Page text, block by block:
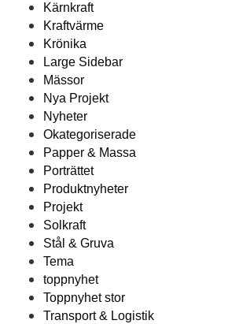
Kärnkraft
Kraftvärme
Krönika
Large Sidebar
Mässor
Nya Projekt
Nyheter
Okategoriserade
Papper & Massa
Porträttet
Produktnyheter
Projekt
Solkraft
Stål & Gruva
Tema
toppnyhet
Toppnyhet stor
Transport & Logistik